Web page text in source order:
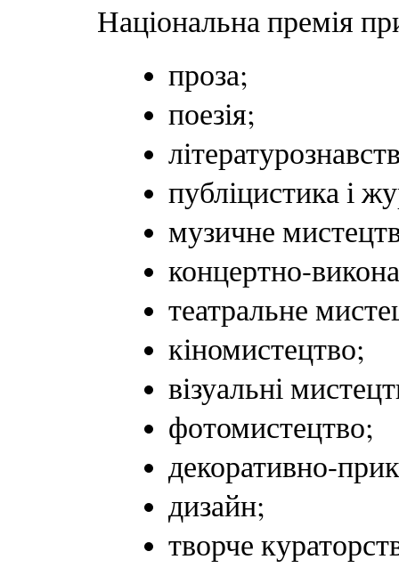
Національна премія
проза;
поезія;
публіцистика і
музичне
концертно-
театральне
кіномистецтво;
візуальні
фотомистецтво;
декоративно-
дизайн;
творче